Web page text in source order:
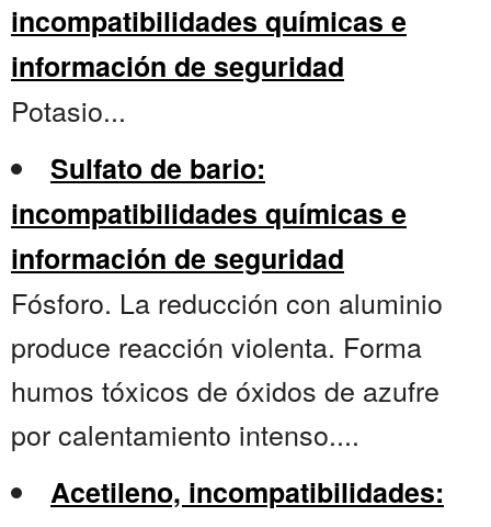
incompatibilidades químicas e
información de seguridad
Potasio...
Sulfato de bario:
incompatibilidades químicas e
información de seguridad
Fósforo. La reducción con aluminio
produce reacción violenta. Forma
humos tóxicos de óxidos de azufre
por calentamiento intenso....
Acetileno, incompatibilidades: